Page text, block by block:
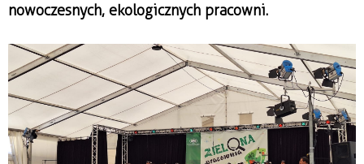
nowoczesnych, ekologicznych pracowni.